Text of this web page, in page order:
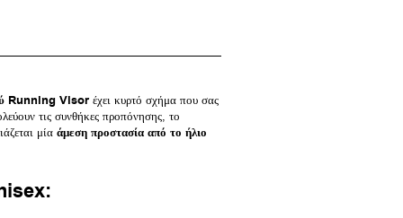
Running Visor έχει κυρτό σχήμα που σας
τις συνθήκες προπόνησης, το
μία άμεση προστασία από το ήλιο
: